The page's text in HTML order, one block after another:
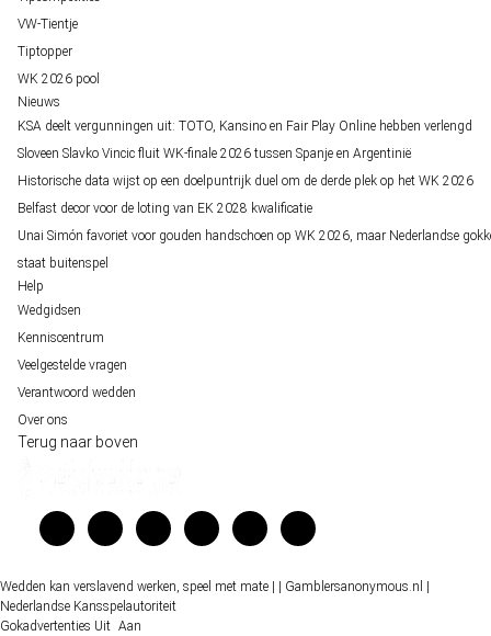
VW-Tientje
Tiptopper
WK 2026 pool
Nieuws
KSA deelt vergunningen uit: TOTO, Kansino en Fair Play Online hebben verlengd
Sloveen Slavko Vincic fluit WK-finale 2026 tussen Spanje en Argentinië
Historische data wijst op een doelpuntrijk duel om de derde plek op het WK 2026
Belfast decor voor de loting van EK 2028 kwalificatie
Unai Simón favoriet voor gouden handschoen op WK 2026, maar Nederlandse
staat buitenspel
Help
Wedgidsen
Kenniscentrum
Veelgestelde vragen
Verantwoord wedden
Over ons
Terug naar boven
Wedden kan verslavend werken, speel met mate | | Gamblersanonymous.nl
Nederlandse Kansspelautoriteit
Gokadvertenties Uit Aan